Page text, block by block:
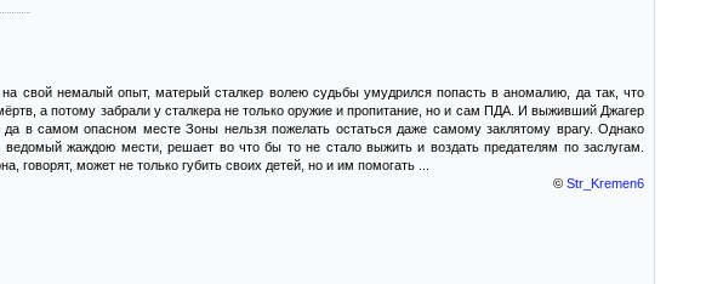
свой немалый опыт, матерый сталкер волею судьбы умудрился попасть в аномалию, да так, что
а потому забрали у сталкера не только оружие и пропитание, но и сам ПДА. И выживший Джагер
в самом опасном месте Зоны нельзя пожелать остаться даже самому заклятому врагу. Однако
ведомый жаждою мести, решает во что бы то не стало выжить и воздать предателям по заслугам.
может не только губить своих детей, но и им помогать ...
© Str_Kremen6